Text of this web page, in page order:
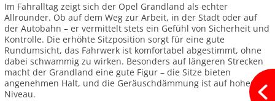
Im Fahralltag zeigt sich der Opel Grandland als echter
Allrounder. Ob auf dem Weg zur Arbeit, in der Stadt oder auf
der Autobahn – er vermittelt stets ein Gefühl von Sicherheit und
Kontrolle. Die erhöhte Sitzposition sorgt für eine gute
Rundumsicht, das Fahrwerk ist komfortabel abgestimmt, ohne
dabei schwammig zu wirken. Besonders auf längeren Strecken
macht der Grandland eine gute Figur – die Sitze bieten
angenehmen Halt, und die Geräuschdämmung ist auf hohem
Niveau.